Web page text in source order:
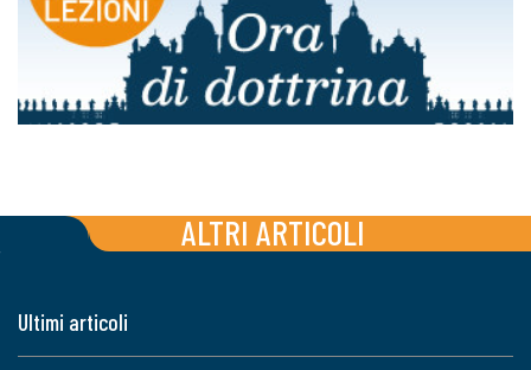
ALTRI ARTICOLI
Ultimi articoli